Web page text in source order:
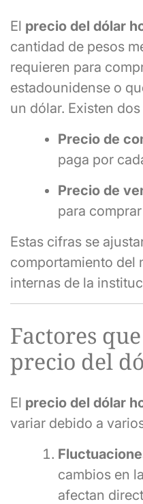
El precio del dólar
cantidad de pesos
requieren para
estadounidense o
un dólar. Existen
Precio de
paga por
Precio de
para
Estas cifras se
comportamiento del
internas de la
Factores
precio del
El precio del dólar
variar debido a
cambios en
afectan